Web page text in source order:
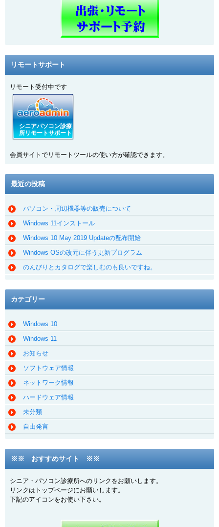
リモートサポート
リモート受付中です
シニアパソコン診療
所リモートサポート
会員サイトでリモートツールの使い方が確認できます。
最近の投稿
パソコン・周辺機器等の販売について
Windows 11インストール
Windows 10 May 2019 Updateの配布開始
Windows OSの改元に伴う更新プログラム
のんびりとカタログで楽しむのも良いですね。
カテゴリー
Windows 10
Windows 11
お知らせ
ソフトウェア情報
ネットワーク情報
ハードウェア情報
未分類
自由発言
※※ おすすめサイト ※※
シニア・パソコン診療所へのリンクをお願いします。
リンクはトップページにお願いします。
下記のアイコンをお使い下さい。